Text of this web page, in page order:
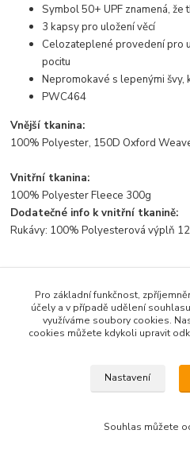
Symbol 50+ UPF znamená, že
3 kapsy pro uložení věcí
Celozateplené provedení pro
pocitu
Nepromokavé s lepenými
PWC464
Vnější tkanina:
100% Polyester, 150D Oxford
Vnitřní tkanina:
100% Polyester Fleece 300g
Dodatečné info k vnitřní tkanině:
Rukávy: 100% Polyesterová výplň
Zboží zařazeno v
VYBAVENÍ POZEMNÍ
Pro základní funkčnost,
účely a v případě udělení
využíváme soubory cookies.
cookies můžete kdykoli upravit
Nastavení
Souhlas můžete